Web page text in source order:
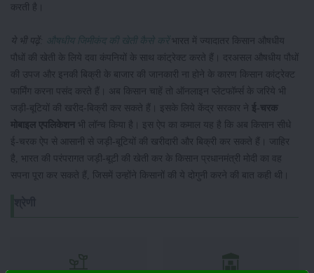
करती है।
ये भी पढ़ें: औषधीय जिमीकंद की खेती कैसे करें भारत में ज्यादातर किसान औषधीय
पौधों की खेती के लिये दवा कंपनियों के साथ कांट्रेक्ट करते हैं। दरअसल औषधीय पौधों
की उपज और इनकी बिक्री के बाजार की जानकारी ना होने के कारण किसान कांट्रेक्ट
फार्मिंग करना पसंद करते हैं। अब किसान चाहें तो ऑनलाइन प्लेटफॉर्म्स के जरिये भी
जड़ी-बूटियों की खरीद-बिक्री कर सकते हैं। इसके लिये केंद्र सरकार ने ई-चरक
मोबाइल एपलिकेशन भी लॉन्च किया है। इस ऐप का कमाल यह है कि अब किसान सीधे
ई-चरक ऐप से आसानी से जड़ी-बूटियों की खरीदारी और बिक्री कर सकते हैं। जाहिर
है, भारत की परंपरागत जड़ी-बूटी की खेती कर के किसान प्रधानमंत्री मोदी का वह
सपना पूरा कर सकते हैं, जिसमें उन्होंने किसानों की ये दोगुनी करने की बात कही थी।